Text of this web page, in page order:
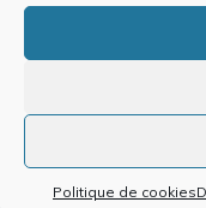
Politique de cookies
Mentions